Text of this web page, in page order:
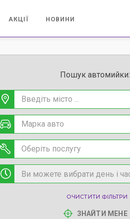
АКЦІЇ НОВИНИ
Пошук автомийки:
Введіть місто ...
Марка авто
Оберіть послугу
ОЧИСТИТИ ФІЛЬТРИ
ЗНАЙТИ МЕНЕ